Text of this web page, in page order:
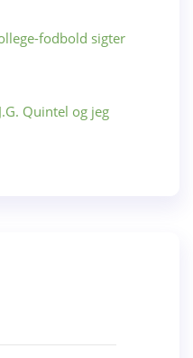
fodbold sigter
Quintel og jeg